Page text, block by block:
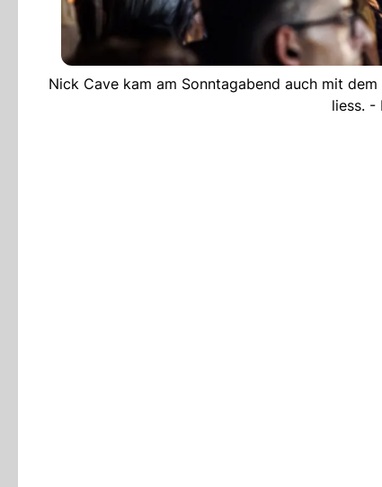
Nick Cave kam am Sonntagabend auch mit
liess. -